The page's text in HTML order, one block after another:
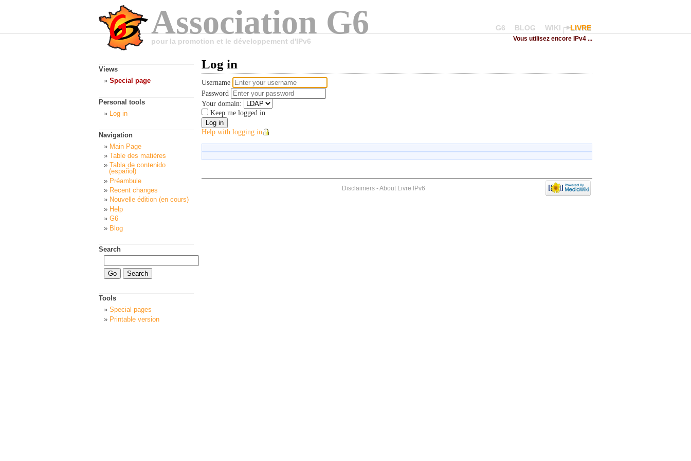
Association G6
pour la promotion et le développement d'IPv6
G6 BLOG WIKI LIVRE
Vous utilisez encore IPv4 ...
Log in
Username
Password
Your domain:
Keep me logged in
Help with logging in
Views
Special page
Personal tools
Log in
Navigation
Main Page
Table des matières
Tabla de contenido
(español)
Préambule
Recent changes
Nouvelle édition (en cours)
Help
G6
Blog
Search
Tools
Special pages
Printable version
Disclaimers-About Livre IPv6